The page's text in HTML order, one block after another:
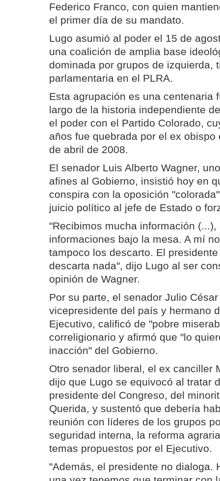
Federico Franco, con quien
el primer día de su mandato.
Lugo asumió al poder el 15 de
una coalición de amplia base
dominada por grupos de izquierda,
parlamentaria en el PLRA.
Esta agrupación es una centenaria
largo de la historia independiente
el poder con el Partido Colorado,
años fue quebrada por el ex
de abril de 2008.
El senador Luis Alberto Wagner,
afines al Gobierno, insistió hoy en
conspira con la oposición
juicio político al jefe de Estado o
"Recibimos mucha información
informaciones bajo la mesa. A mí
tampoco los descarto. El
descarta nada", dijo Lugo al ser
opinión de Wagner.
Por su parte, el senador Julio
vicepresidente del país y hermano
Ejecutivo, calificó de "pobre
correligionario y afirmó que "lo
inacción" del Gobierno.
Otro senador liberal, el ex canciller
dijo que Lugo se equivocó al tratar
presidente del Congreso, del
Querida, y sustentó que debería
reunión con líderes de los grupos
seguridad interna, la reforma
temas propuestos por el Ejecutivo.
"Además, el presidente no dialoga.